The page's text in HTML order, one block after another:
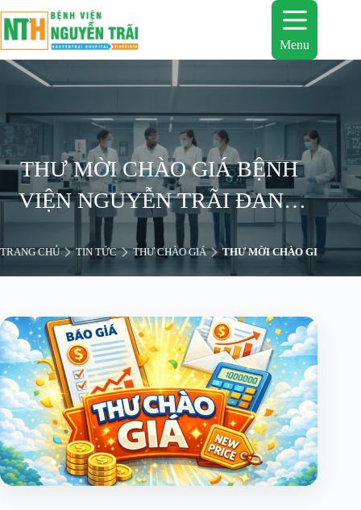
đến
phần
nội
dung
Menu
THƯ MỜI CHÀO GIÁ BỆNH
VIỆN NGUYỄN TRÃI ĐANG
CÓ NHU CẦU CUNG CẤP MỚI
VÀ MUA SẮM VẬT TƯ PHỤC
BỆNH
TRANG CHỦ TIN TỨC THƯ CHÀO GIÁ THƯ MỜI CHÀO GIÁ BỆNH